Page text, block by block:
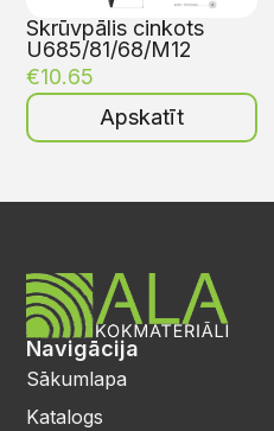
Skrūvpālis cinkots
U685/81/68/M12
€10.65
Apskatīt
Navigācija
Sākumlapa
Katalogs